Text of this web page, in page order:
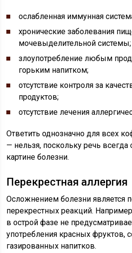
ослабленная иммунная
хронические заболевания
мочевыделительной системы;
злоупотребление любым
горьким напитком;
отсутствие контроля за
продуктов;
отсутствие лечения
Ответить однозначно для всех
— нельзя, поскольку речь
картине болезни.
Перекрестная аллергия
Осложнением болезни является
перекрестных реакций.
в острой фазе не
употребления красных фруктов,
газированных напитков.